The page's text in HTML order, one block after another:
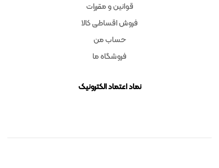
قوانین و مقررات
فروش اقساطی کالا
حساب من
فروشگاه ما
نماد اعتماد الکترونیک